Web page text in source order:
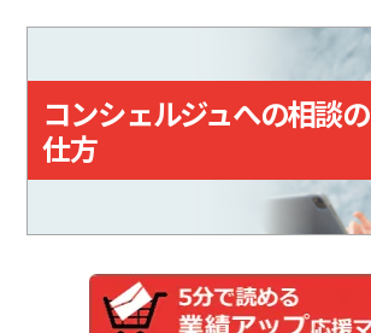
コンシェルジュへの相談の
仕方